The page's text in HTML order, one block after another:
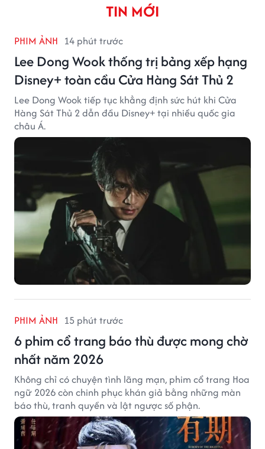
TIN MỚI
PHIM ẢNH 14 phút trước
Lee Dong Wook thống trị bảng xếp hạng
Disney+ toàn cầu Cửa Hàng Sát Thủ 2
Lee Dong Wook tiếp tục khẳng định sức hút khi Cửa
Hàng Sát Thủ 2 dẫn đầu Disney+ tại nhiều quốc gia
châu Á.
PHIM ẢNH 15 phút trước
6 phim cổ trang báo thù được mong chờ
nhất năm 2026
Không chỉ có chuyện tình lãng mạn, phim cổ trang Hoa
ngữ 2026 còn chinh phục khán giả bằng những màn
báo thù, tranh quyền và lật ngược số phận.